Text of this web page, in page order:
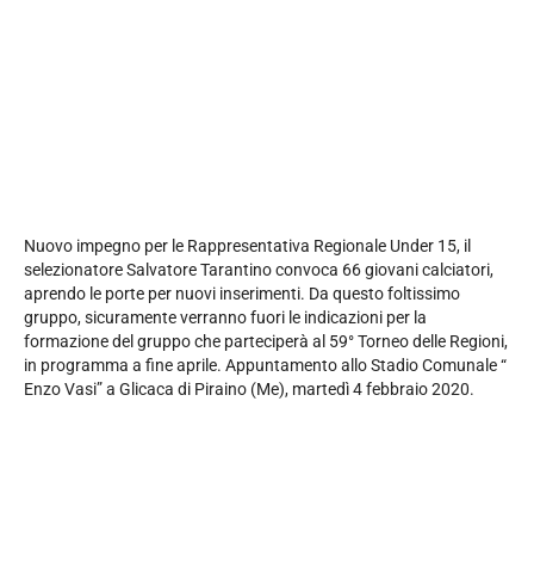
Nuovo impegno per le Rappresentativa Regionale Under 15, il
selezionatore Salvatore Tarantino convoca 66 giovani calciatori,
aprendo le porte per nuovi inserimenti. Da questo foltissimo
gruppo, sicuramente verranno fuori le indicazioni per la
formazione del gruppo che parteciperà al 59° Torneo delle Regioni,
in programma a fine aprile. Appuntamento allo Stadio Comunale “
Enzo Vasi” a Glicaca di Piraino (Me), martedì 4 febbraio 2020.